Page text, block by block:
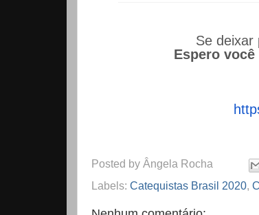
Se deixar
Espero
Posted by Ângela Rocha
Labels: Catequistas Brasil 2020